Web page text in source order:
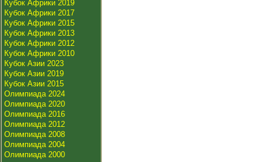
Кубок Африки 2019
Кубок Африки 2017
Кубок Африки 2015
Кубок Африки 2013
Кубок Африки 2012
Кубок Африки 2010
Кубок Азии 2023
Кубок Азии 2019
Кубок Азии 2015
Олимпиада 2024
Олимпиада 2020
Олимпиада 2016
Олимпиада 2012
Олимпиада 2008
Олимпиада 2004
Олимпиада 2000